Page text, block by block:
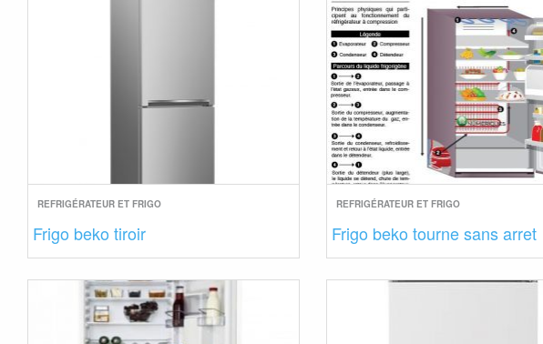
REFRIGÉRATEUR ET FRIGO
Frigo beko tiroir
REFRIGÉRATEUR ET FRIGO
Frigo beko tourne sans arret